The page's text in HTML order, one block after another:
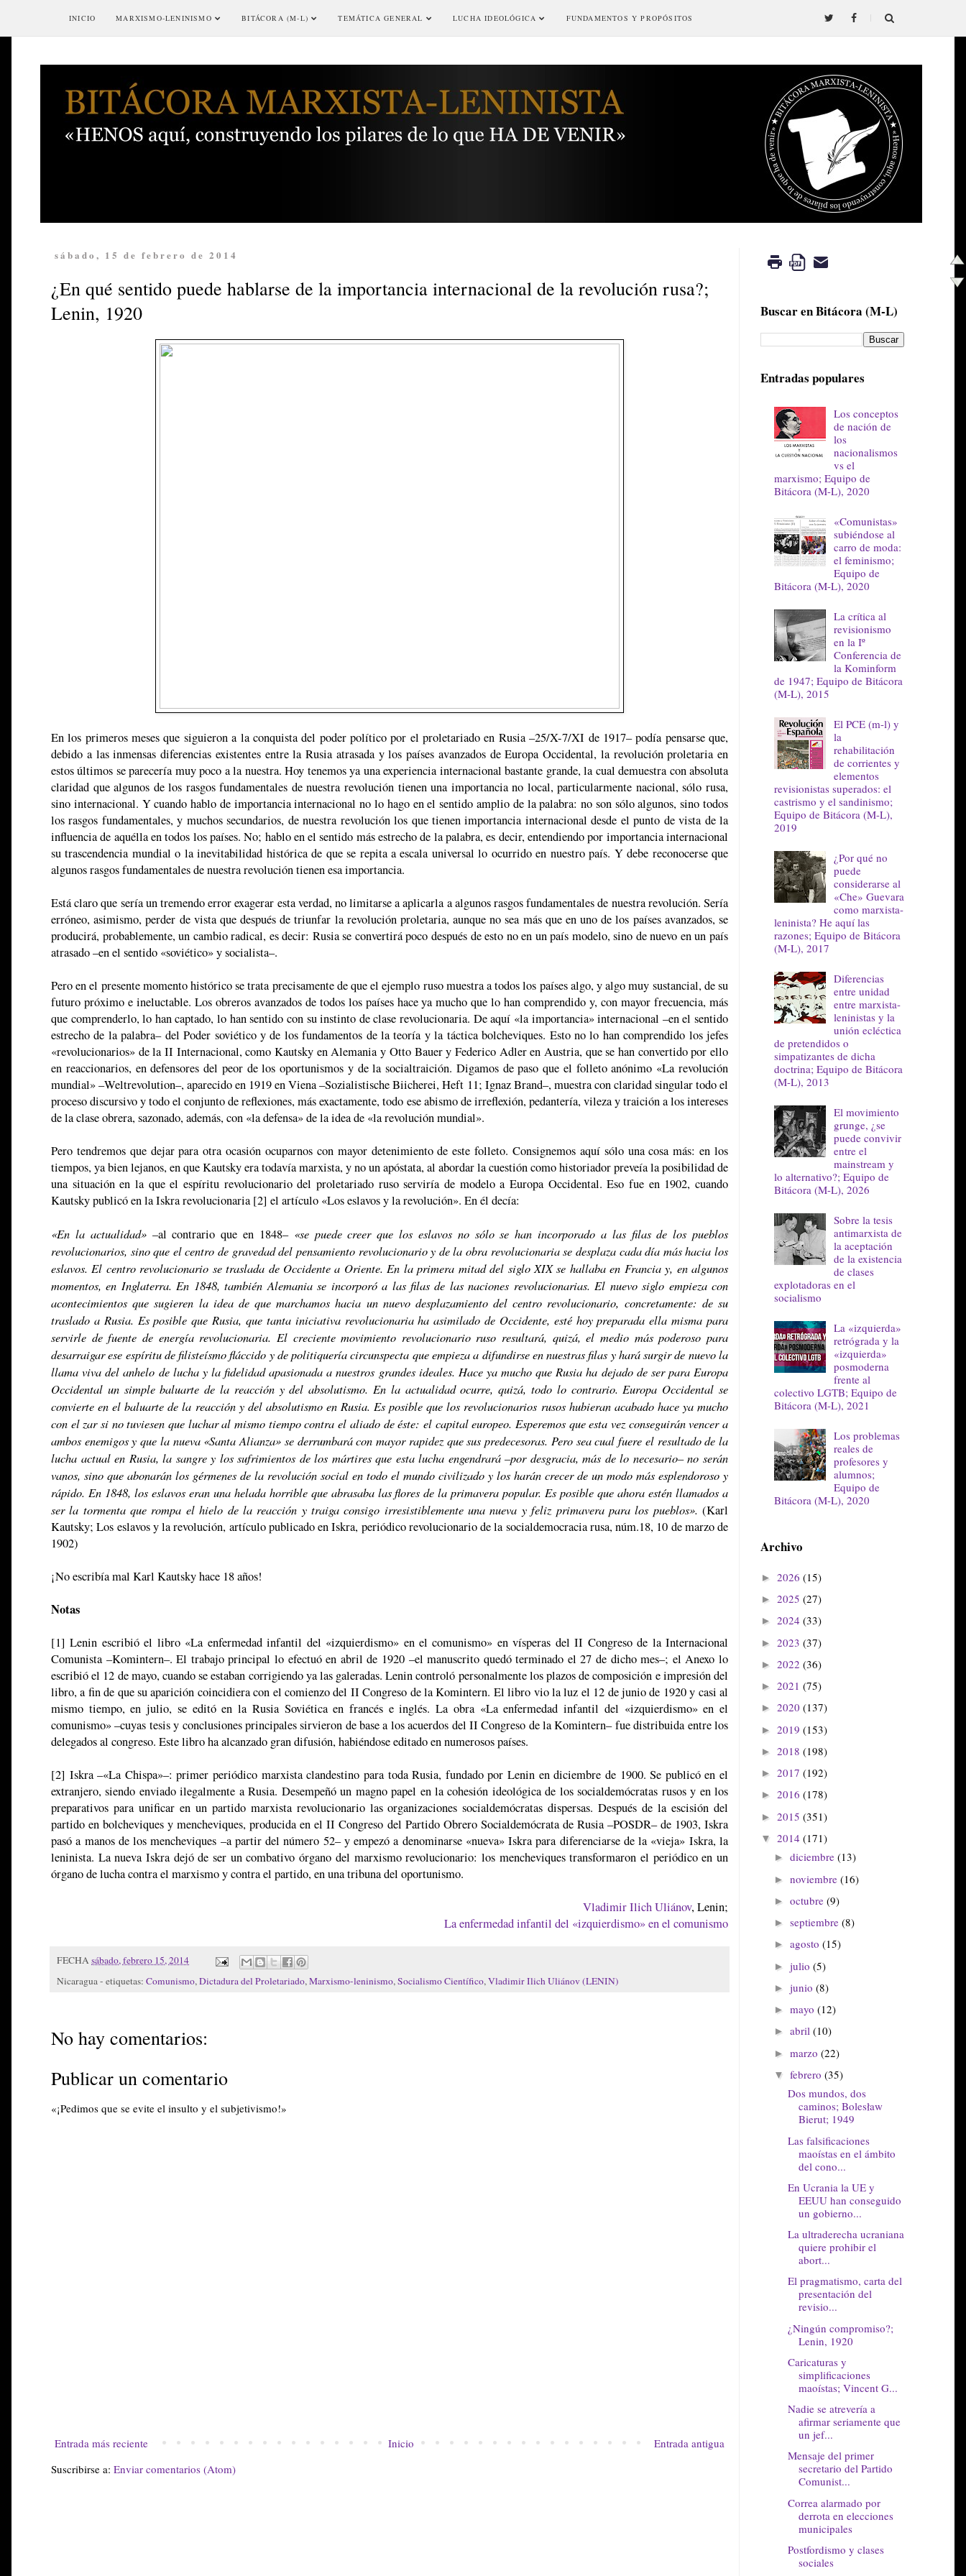
INICIO MARXISMO-LENINISMO BITÁCORA (M-L) TEMÁTICA GENERAL LUCHA IDEOLÓGICA FUNDAMENTOS Y PROPÓSITOS
sábado, 15 de febrero de 2014
¿En qué sentido puede hablarse de la importancia internacional de la revolución rusa?;
Lenin, 1920
En los primeros meses que siguieron a la conquista del poder político por el proletariado en Rusia –25/X-7/XI de 1917– podía pensarse que,
debido a las inmensas diferencias existentes entre la Rusia atrasada y los países avanzados de Europa Occidental, la revolución proletaria en
estos últimos se parecería muy poco a la nuestra. Hoy tenemos ya una experiencia internacional bastante grande, la cual demuestra con absoluta
claridad que algunos de los rasgos fundamentales de nuestra revolución tienen una importancia no local, particularmente nacional, sólo rusa,
sino internacional. Y cuando hablo de importancia internacional no lo hago en el sentido amplio de la palabra: no son sólo algunos, sino todos
los rasgos fundamentales, y muchos secundarios, de nuestra revolución los que tienen importancia internacional desde el punto de vista de la
influencia de aquélla en todos los países. No; hablo en el sentido más estrecho de la palabra, es decir, entendiendo por importancia internacional
su trascendencia mundial o la inevitabilidad histórica de que se repita a escala universal lo ocurrido en nuestro país. Y debe reconocerse que
algunos rasgos fundamentales de nuestra revolución tienen esa importancia.
Está claro que sería un tremendo error exagerar esta verdad, no limitarse a aplicarla a algunos rasgos fundamentales de nuestra revolución. Sería
erróneo, asimismo, perder de vista que después de triunfar la revolución proletaria, aunque no sea más que en uno de los países avanzados, se
producirá, probablemente, un cambio radical, es decir: Rusia se convertirá poco después de esto no en un país modelo, sino de nuevo en un país
atrasado –en el sentido «soviético» y socialista–.
Pero en el presente momento histórico se trata precisamente de que el ejemplo ruso muestra a todos los países algo, y algo muy sustancial, de su
futuro próximo e ineluctable. Los obreros avanzados de todos los países hace ya mucho que lo han comprendido y, con mayor frecuencia, más
que comprenderlo, lo han captado, lo han sentido con su instinto de clase revolucionaria. De aquí «la importancia» internacional –en el sentido
estrecho de la palabra– del Poder soviético y de los fundamentos de la teoría y la táctica bolcheviques. Esto no lo han comprendido los jefes
«revolucionarios» de la II Internacional, como Kautsky en Alemania y Otto Bauer y Federico Adler en Austria, que se han convertido por ello
en reaccionarios, en defensores del peor de los oportunismos y de la socialtraición. Digamos de paso que el folleto anónimo «La revolución
mundial» –Weltrevolution–, aparecido en 1919 en Viena –Sozialistische Biicherei, Heft 11; Ignaz Brand–, muestra con claridad singular todo el
proceso discursivo y todo el conjunto de reflexiones, más exactamente, todo ese abismo de irreflexión, pedantería, vileza y traición a los intereses
de la clase obrera, sazonado, además, con «la defensa» de la idea de «la revolución mundial».
Pero tendremos que dejar para otra ocasión ocuparnos con mayor detenimiento de este folleto. Consignemos aquí sólo una cosa más: en los
tiempos, ya bien lejanos, en que Kautsky era todavía marxista, y no un apóstata, al abordar la cuestión como historiador preveía la posibilidad de
una situación en la que el espíritu revolucionario del proletariado ruso serviría de modelo a Europa Occidental. Eso fue en 1902, cuando
Kautsky publicó en la Iskra revolucionaria [2] el artículo «Los eslavos y la revolución». En él decía:
«En la actualidad» –al contrario que en 1848–«se puede creer que los eslavos no sólo se han incorporado a las filas de los pueblos
revolucionarios, sino que el centro de gravedad del pensamiento revolucionario y de la obra revolucionaria se desplaza cada día más hacia los
eslavos. El centro revolucionario se traslada de Occidente a Oriente. En la primera mitad del siglo XIX se hallaba en Francia y, en algunos
momentos, en Inglaterra. En 1848, también Alemania se incorporó a las filas de las naciones revolucionarias. El nuevo siglo empieza con
acontecimientos que sugieren la idea de que marchamos hacia un nuevo desplazamiento del centro revolucionario, concretamente: de su
traslado a Rusia. Es posible que Rusia, que tanta iniciativa revolucionaria ha asimilado de Occidente, esté hoy preparada ella misma para
servirle de fuente de energía revolucionaria. El creciente movimiento revolucionario ruso resultará, quizá, el medio más poderoso para
desarraigar ese espíritu de filisteísmo fláccido y de politiquería circunspecta que empieza a difundirse en nuestras filas y hará surgir de nuevo la
llama viva del anhelo de lucha y la fidelidad apasionada a nuestros grandes ideales. Hace ya mucho que Rusia ha dejado de ser para Europa
Occidental un simple baluarte de la reacción y del absolutismo. En la actualidad ocurre, quizá, todo lo contrario. Europa Occidental se
convierte en el baluarte de la reacción y del absolutismo en Rusia. Es posible que los revolucionarios rusos hubieran acabado hace ya mucho
con el zar si no tuviesen que luchar al mismo tiempo contra el aliado de éste: el capital europeo. Esperemos que esta vez conseguirán vencer a
ambos enemigos y que la nueva «Santa Alianza» se derrumbará con mayor rapidez que sus predecesoras. Pero sea cual fuere el resultado de la
lucha actual en Rusia, la sangre y los sufrimientos de los mártires que esta lucha engendrará –por desgracia, más de lo necesario– no serán
vanos, sino que abonarán los gérmenes de la revolución social en todo el mundo civilizado y los harán crecer de un modo más esplendoroso y
rápido. En 1848, los eslavos eran una helada horrible que abrasaba las flores de la primavera popular. Es posible que ahora estén llamados a
ser la tormenta que rompa el hielo de la reacción y traiga consigo irresistiblemente una nueva y feliz primavera para los pueblos». (Karl
Kautsky; Los eslavos y la revolución, artículo publicado en Iskra, periódico revolucionario de la socialdemocracia rusa, núm.18, 10 de marzo de
1902)
¡No escribía mal Karl Kautsky hace 18 años!
Notas
[1] Lenin escribió el libro «La enfermedad infantil del «izquierdismo» en el comunismo» en vísperas del II Congreso de la Internacional
Comunista –Komintern–. El trabajo principal lo efectuó en abril de 1920 –el manuscrito quedó terminado el 27 de dicho mes–; el Anexo lo
escribió el 12 de mayo, cuando se estaban corrigiendo ya las galeradas. Lenin controló personalmente los plazos de composición e impresión del
libro, a fin de que su aparición coincidiera con el comienzo del II Congreso de la Komintern. El libro vio la luz el 12 de junio de 1920 y casi al
mismo tiempo, en julio, se editó en la Rusia Soviética en francés e inglés. La obra «La enfermedad infantil del «izquierdismo» en el
comunismo» –cuyas tesis y conclusiones principales sirvieron de base a los acuerdos del II Congreso de la Komintern– fue distribuida entre los
delegados al congreso. Este libro ha alcanzado gran difusión, habiéndose editado en numerosos países.
[2] Iskra –«La Chispa»–: primer periódico marxista clandestino para toda Rusia, fundado por Lenin en diciembre de 1900. Se publicó en el
extranjero, siendo enviado ilegalmente a Rusia. Desempeñó un magno papel en la cohesión ideológica de los socialdemócratas rusos y en los
preparativos para unificar en un partido marxista revolucionario las organizaciones socialdemócratas dispersas. Después de la escisión del
partido en bolcheviques y mencheviques, producida en el II Congreso del Partido Obrero Socialdemócrata de Rusia –POSDR– de 1903, Iskra
pasó a manos de los mencheviques –a partir del número 52– y empezó a denominarse «nueva» Iskra para diferenciarse de la «vieja» Iskra, la
leninista. La nueva Iskra dejó de ser un combativo órgano del marxismo revolucionario: los mencheviques transformaron el periódico en un
órgano de lucha contra el marxismo y contra el partido, en una tribuna del oportunismo.
Vladimir Ilich Uliánov, Lenin;
La enfermedad infantil del «izquierdismo» en el comunismo
FECHAsábado, febrero 15, 2014
Nicaragua - etiquetas: Comunismo, Dictadura del Proletariado, Marxismo-leninismo, Socialismo Científico, Vladimir Ilich Uliánov (LENIN)
No hay comentarios:
Publicar un comentario
«¡Pedimos que se evite el insulto y el subjetivismo!»
Entrada más reciente Entrada antigua
Inicio
Suscribirse a: Enviar comentarios (Atom)
Buscar en Bitácora (M-L)
Entradas populares
Los conceptos
de nación de
los
nacionalismos
vs el
marxismo; Equipo de
Bitácora (M-L), 2020
«Comunistas»
subiéndose al
carro de moda:
el feminismo;
Equipo de
Bitácora (M-L), 2020
La crítica al
revisionismo
en la Iº
Conferencia de
la Kominform
de 1947; Equipo de Bitácora
(M-L), 2015
El PCE (m-l) y
la
rehabilitación
de corrientes y
elementos
revisionistas superados: el
castrismo y el sandinismo;
Equipo de Bitácora (M-L),
2019
¿Por qué no
puede
considerarse al
«Che» Guevara
como marxista-
leninista? He aquí las
razones; Equipo de Bitácora
(M-L), 2017
Diferencias
entre unidad
entre marxista-
leninistas y la
unión ecléctica
de pretendidos o
simpatizantes de dicha
doctrina; Equipo de Bitácora
(M-L), 2013
El movimiento
grunge, ¿se
puede convivir
entre el
mainstream y
lo alternativo?; Equipo de
Bitácora (M-L), 2026
Sobre la tesis
antimarxista de
la aceptación
de la existencia
de clases
explotadoras en el
socialismo
La «izquierda»
retrógrada y la
«izquierda»
posmoderna
frente al
colectivo LGTB; Equipo de
Bitácora (M-L), 2021
Los problemas
reales de
profesores y
alumnos;
Equipo de
Bitácora (M-L), 2020
Archivo
► 2026 (15)
► 2025 (27)
► 2024 (33)
► 2023 (37)
► 2022 (36)
► 2021 (75)
► 2020 (137)
► 2019 (153)
► 2018 (198)
► 2017 (192)
► 2016 (178)
► 2015 (351)
▼ 2014 (171)
► diciembre (13)
► noviembre (16)
► octubre (9)
► septiembre (8)
► agosto (15)
► julio (5)
► junio (8)
► mayo (12)
► abril (10)
► marzo (22)
▼ febrero (35)
Dos mundos, dos
caminos; Bolesław
Bierut; 1949
Las falsificaciones
maoístas en el ámbito
del cono...
En Ucrania la UE y
EEUU han conseguido
un gobierno...
La ultraderecha ucraniana
quiere prohibir el
abort...
El pragmatismo, carta del
presentación del
revisio...
¿Ningún compromiso?;
Lenin, 1920
Caricaturas y
simplificaciones
maoístas; Vincent G...
Nadie se atrevería a
afirmar seriamente que
un jef...
Mensaje del primer
secretario del Partido
Comunist...
Correa alarmado por
derrota en elecciones
municipales
Postfordismo y clases
sociales